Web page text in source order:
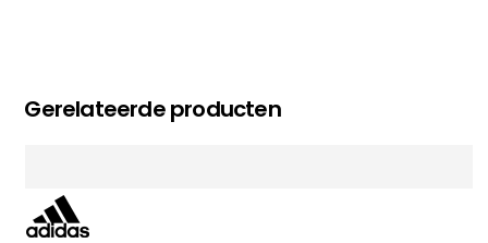
Gerelateerde producten